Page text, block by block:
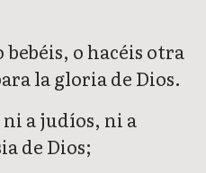
bebéis, o hacéis otra
la gloria de Dios.
a judíos, ni a
de Dios;